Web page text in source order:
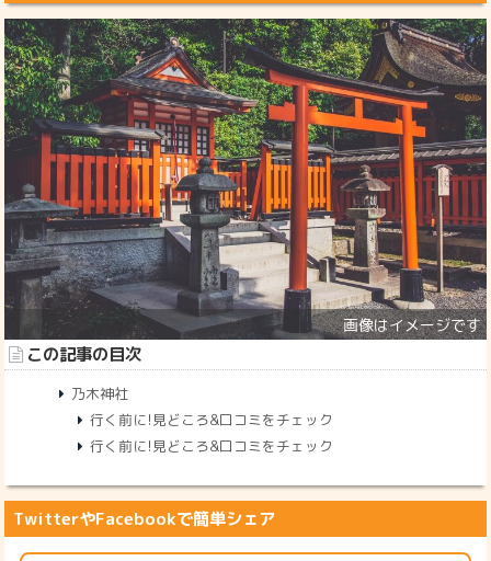
この記事の目次
乃木神社
行く前に!見どころ&口コミをチェック
行く前に!見どころ&口コミをチェック
TwitterやFacebookで簡単シェア